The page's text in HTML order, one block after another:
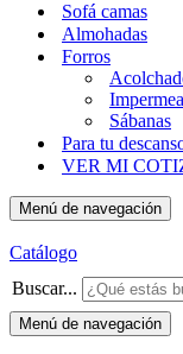
Sofá camas
Almohadas
Forros
Sábanas
Para tu
VER MI
Menú de navegación
Catálogo
Buscar...
Menú de navegación